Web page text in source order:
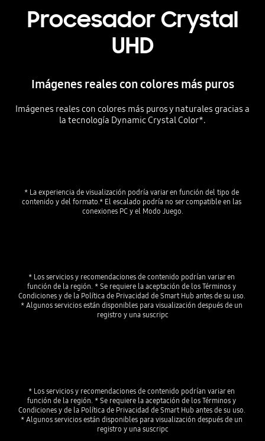
Procesador Crystal
UHD
Imágenes reales con colores más puros
Imágenes reales con colores más puros y naturales gracias a
la tecnología Dynamic Crystal Color*.
* La experiencia de visualización podría variar en función del tipo de
contenido y del formato.* El escalado podría no ser compatible en las
* Los servicios y recomendaciones de contenido podrían variar en
función de la región. * Se requiere la aceptación de los Términos y
Condiciones y de la Política de Privacidad de Smart Hub antes de su uso.
* Algunos servicios están disponibles para visualización después de un
registro y una suscripc
* Los servicios y recomendaciones de contenido podrían variar en
función de la región. * Se requiere la aceptación de los Términos y
Condiciones y de la Política de Privacidad de Smart Hub antes de su uso.
* Algunos servicios están disponibles para visualización después de un
registro y una suscripc